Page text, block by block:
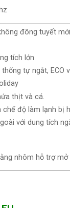
đông tuyết
tích lớn
tự ngắt, ECO
thịt và cá.
chế độ làm lạnh bị
với dung tích
nhôm hỗ trợ